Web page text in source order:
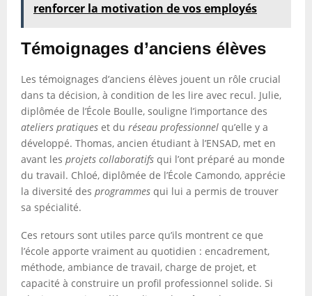
renforcer la motivation de vos employés
Témoignages d’anciens élèves
Les témoignages d’anciens élèves jouent un rôle crucial
dans ta décision, à condition de les lire avec recul. Julie,
diplômée de l’École Boulle, souligne l’importance des
ateliers pratiques et du réseau professionnel qu’elle y a
développé. Thomas, ancien étudiant à l’ENSAD, met en
avant les projets collaboratifs qui l’ont préparé au monde
du travail. Chloé, diplômée de l’École Camondo, apprécie
la diversité des programmes qui lui a permis de trouver
sa spécialité.
Ces retours sont utiles parce qu’ils montrent ce que
l’école apporte vraiment au quotidien : encadrement,
méthode, ambiance de travail, charge de projet, et
capacité à construire un profil professionnel solide. Si